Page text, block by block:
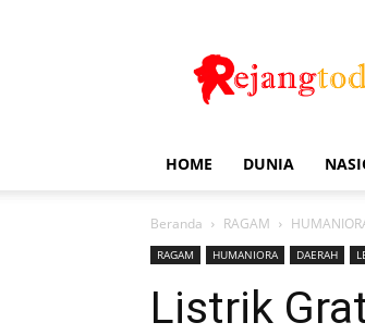
HOME DUNIA
Beranda RAGAM
RAGAM HUMANIORA DAERAH
Listrik